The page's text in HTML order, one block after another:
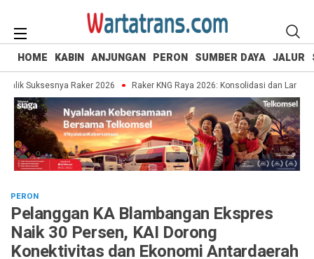
HOME KABIN ANJUNGAN PERON SUMBER DAYA JALUR
Suksesnya Raker 2026 Raker KNG Raya 2026: Konsolidasi dan
PERON
Pelanggan KA Blambangan Ekspres
Naik 30 Persen, KAI Dorong
Konektivitas dan Ekonomi Antardaerah